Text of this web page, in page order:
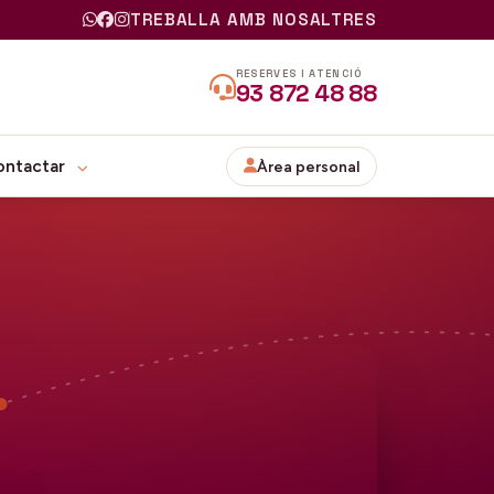
TREBALLA AMB NOSALTRES
RESERVES I ATENCIÓ
93 872 48 88
Àrea personal